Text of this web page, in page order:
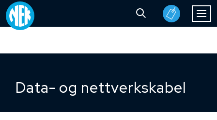
Data- og nettverkskabel